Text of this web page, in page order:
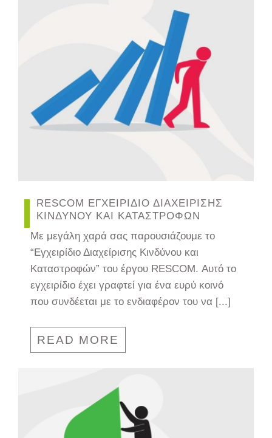
RESCOM ΕΓΧΕΙΡΙΔΙΟ ΔΙΑΧΕΙΡΙΣΗΣ
ΚΙΝΔΥΝΟΥ ΚΑΙ ΚΑΤΑΣΤΡΟΦΩΝ
Με μεγάλη χαρά σας παρουσιάζουμε το
“Εγχειρίδιο Διαχείρισης Κινδύνου και
Καταστροφών” του έργου RESCOM. Αυτό το
εγχειρίδιο έχει γραφτεί για ένα ευρύ κοινό
που συνδέεται με το ενδιαφέρον του να [...]
READ MORE